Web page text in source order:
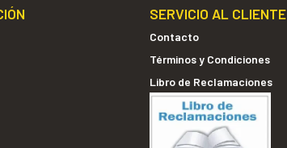
SERVICIO AL CLIENTE
Contacto
Términos y Condiciones
Libro de Reclamaciones